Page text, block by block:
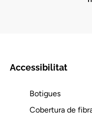
Accessibilitat
Botigues
Cobertura de